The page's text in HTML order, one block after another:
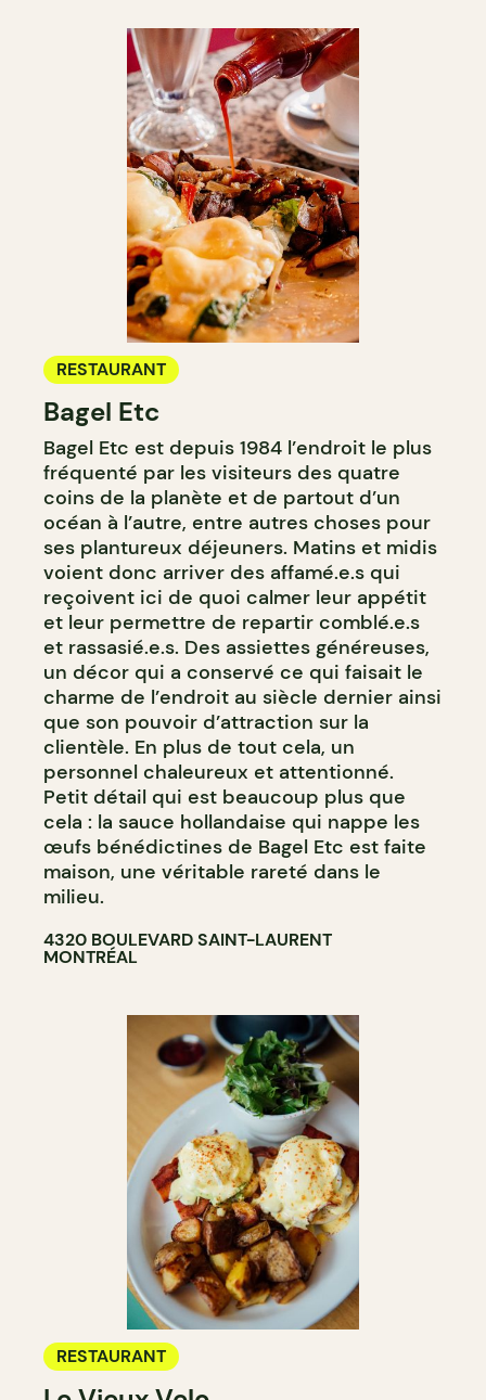
RESTAURANT
Bagel Etc
Bagel Etc est depuis 1984 l’endroit le plus
fréquenté par les visiteurs des quatre
coins de la planète et de partout d’un
océan à l’autre, entre autres choses pour
ses plantureux déjeuners. Matins et midis
voient donc arriver des affamé.e.s qui
reçoivent ici de quoi calmer leur appétit
et leur permettre de repartir comblé.e.s
et rassasié.e.s. Des assiettes généreuses,
un décor qui a conservé ce qui faisait le
charme de l’endroit au siècle dernier ainsi
que son pouvoir d’attraction sur la
clientèle. En plus de tout cela, un
personnel chaleureux et attentionné.
Petit détail qui est beaucoup plus que
cela : la sauce hollandaise qui nappe les
œufs bénédictines de Bagel Etc est faite
maison, une véritable rareté dans le
milieu.
4320 BOULEVARD SAINT-LAURENT
MONTRÉAL
RESTAURANT